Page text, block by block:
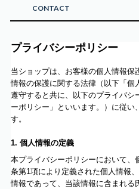
CONTACT
プライバシーポリシー
当ショップは、お客様の個人情報保
情報の保護に関する法律（以下「個
遵守すると共に、以下のプライバシ
ーポリシー」といいます。）に従い
す。
1. 個人情報の定義
本プライバシーポリシーにおいて、
条第1項により定義された個人情報
情報であって、当該情報に含まれる